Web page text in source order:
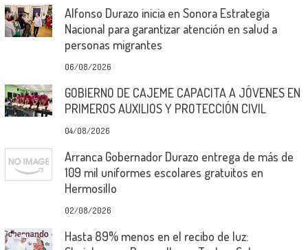
Alfonso Durazo inicia en Sonora Estrategia
Nacional para garantizar atención en salud a
personas migrantes
06/08/2026
GOBIERNO DE CAJEME CAPACITA A JÓVENES EN
PRIMEROS AUXILIOS Y PROTECCIÓN CIVIL
04/08/2026
Arranca Gobernador Durazo entrega de más de
109 mil uniformes escolares gratuitos en
Hermosillo
02/08/2026
Hasta 89% menos en el recibo de luz: